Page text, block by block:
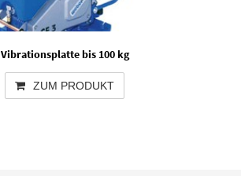
Vibrationsplatte bis 100 kg
ZUM PRODUKT